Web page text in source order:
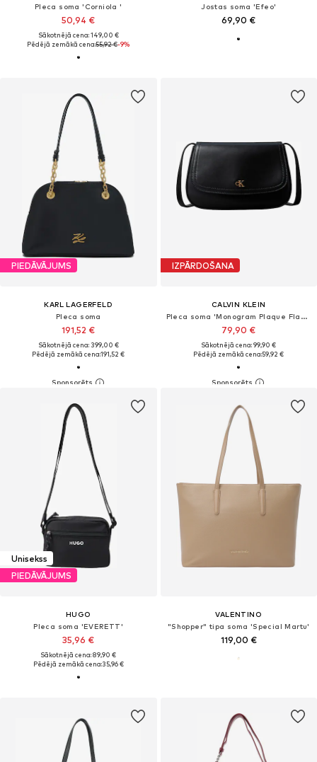
Pleca soma 'Corniola '
50,94 €
Sākotnējā cena: 149,00 €
Pēdējā zemākā cena:55,92 €-9%
Jostas soma 'Efeo'
69,90 €
PIEDĀVĀJUMS
KARL LAGERFELD
Pleca soma
191,52 €
Sākotnējā cena: 399,00 €
Pēdējā zemākā cena:191,52 €
IZPĀRDOŠANA
CALVIN KLEIN
Pleca soma 'Monogram Plaque Flap Camera'
79,90 €
Sākotnējā cena: 99,90 €
Pēdējā zemākā cena:59,92 €
Unisekss
PIEDĀVĀJUMS
HUGO
Pleca soma 'EVERETT'
35,96 €
Sākotnējā cena: 89,90 €
Pēdējā zemākā cena:35,96 €
VALENTINO
"Shopper" tipa soma 'Special Martu'
119,00 €